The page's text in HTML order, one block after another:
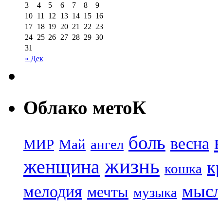
« Дек
3
4 5 6 7 8
9
10 11 12 13 14 15 16
17 18 19 20 21 22 23
24 25 26 27 28 29 30
31
Облако метоК
МИР Май ангел боль весна
женщина жизнь кошка
мелодия мечты музыка